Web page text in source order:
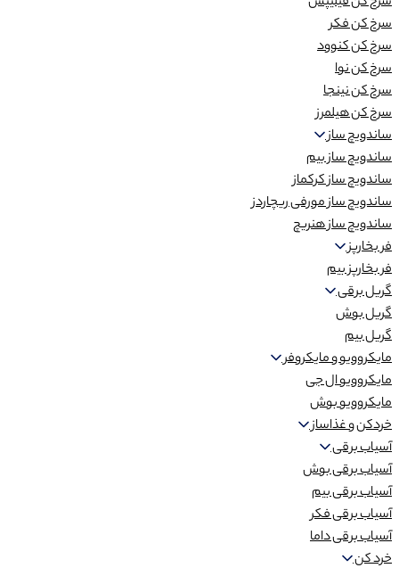
سرخ کن فکر
سرخ کن کنوود
سرخ کن نوا
سرخ کن نینجا
سرخ کن هیلمرز
ساندویچ ساز
ساندویچ ساز بیم
ساندویچ ساز کرکماز
ساندویچ ساز مورفی ریچاردز
ساندویچ ساز هنریچ
فر بخارپز
فر بخارپز بیم
گریل برقی
گریل بوش
گریل بیم
مایکروویو و مایکروفر
مایکروویو ال جی
مایکروویو بوش
خردکن و غذاساز
آسیاب برقی
آسیاب برقی بوش
آسیاب برقی بیم
آسیاب برقی فکر
آسیاب برقی داما
خرد کن